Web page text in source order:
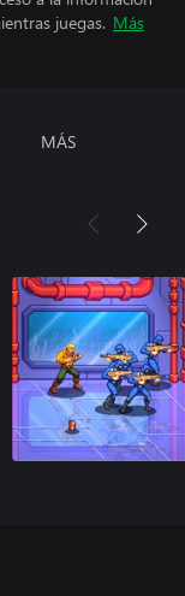
juegas. Más
MÁS